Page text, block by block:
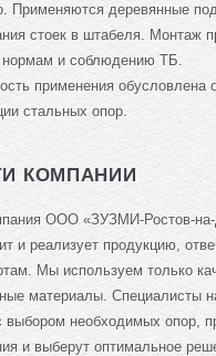
Применяются деревянные
стоек в штабеля. Монтаж
нормам и соблюдению ТБ.
применения обусловлена
стальных опор.
КОМПАНИИ
ООО «ЗУЗМИ-Ростов-
и реализует продукцию,
Мы используем только
материалы. Специалисты
выбором необходимых опор,
и выберут оптимальное